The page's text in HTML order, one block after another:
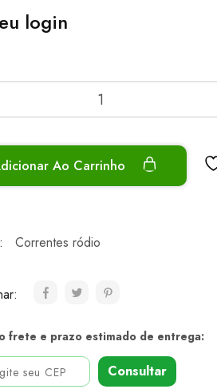
login
Ao Carrinho
Correntes ródio
frete e prazo estimado de entrega:
Consultar